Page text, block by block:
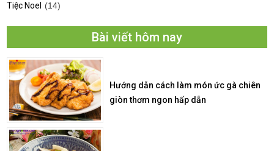
Tiệc Noel
(14)
Bài viết hôm nay
Hướng dẫn cách làm món ức gà chiên
giòn thơm ngon hấp dẫn